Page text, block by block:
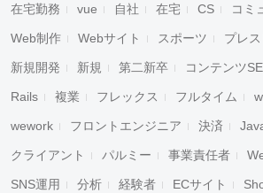
在宅勤務 vue 自社 在宅 CS コミ
Web制作 Webサイト スポーツ プレ
新規開発 新規 第二新卒 コンテンツ
Rails 複業 フレックス フルタイム
wework フロントエンジニア 決済
クライアント パルミー 事業責任者
SNS運用 分析 経験者 ECサイト